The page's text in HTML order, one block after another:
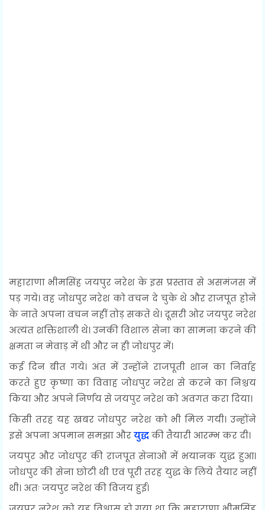
महाराणा भीमसिंह जयपुर नरेश के इस प्रस्ताव से असमंजस में
पड़ गये। वह जोधपुर नरेश को वचन दे चुके थे और राजपूत होने
के नाते अपना वचन नहीं तोड़ सकते थे। दूसरी ओर जयपुर नरेश
अत्यंत शक्तिशाली थे। उनकी विशाल सेना का सामना करने की
क्षमता न मेवाड़ में थी और न ही जोधपुर में।
कई दिन बीत गये। अंत में उन्होंने राजपूती शान का निर्वाह
करते हुए कृष्णा का विवाह जोधपुर नरेश से करने का निश्चय
किया और अपने निर्णय से जयपुर नरेश को अवगत करा दिया।
किसी तरह यह खबर जोधपुर नरेश को भी मिल गयी। उन्होंने
इसे अपना अपमान समझा औरयुद्धकी तैयारी आरम्भ कर दी।
जयपुर और जोधपुर की राजपूत सेनाओं में भयानक युद्ध हुआ।
जोधपुर की सेना छोटी थी एवं पूरी तरह युद्ध के लिये तैयार नहीं
थी। अतः जयपुर नरेश की विजय हुई।